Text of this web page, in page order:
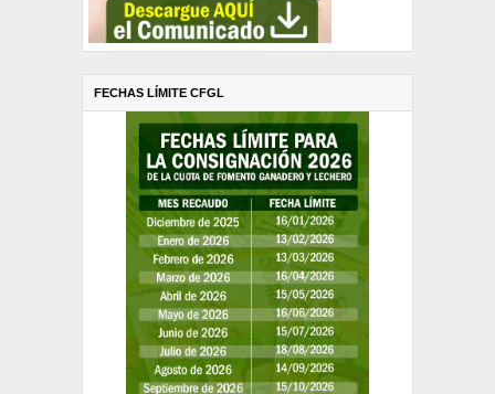
FECHAS LÍMITE CFGL